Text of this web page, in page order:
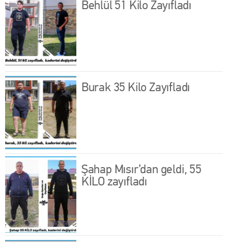
Behlül 51 Kilo Zayıfladı
Burak 35 Kilo Zayıfladı
Şahap Mısır’dan geldi, 55
KİLO zayıfladı